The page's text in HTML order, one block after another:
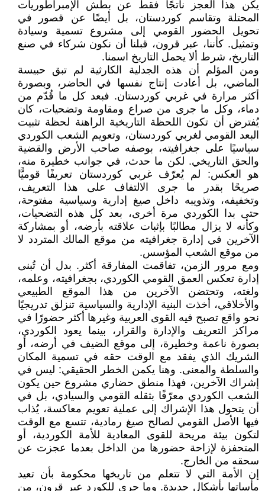
يكن هذا العجز ناتجًا فقط عن بطش الإمبراطوريات
المحتلة وتقاسم كوردستان، بل أيضًا عن قصور في
تحويل الحضور القومي إلى مشروع تسمية وسيادة
وتمثيل. كأننا، عبر قرون، قبلنا أن نكون شركاء في صنع
التاريخ، شرط ألا يحمل التاريخ اسمنا.
ومن المؤلم أن هذه الجدلية الكارثية لم تبق حبيسة
الماضي، بل أعادت إنتاج نفسها في الحاضر، وبصورة
أكثر مرارة في غربي كوردستان. فبعد كل ما قُدّم من
دماء، وكل ما جرى من صراع ومقاومة وتضحيات، كان
يُفترض أن تكون اللحظة التاريخية الراهنة لحظة تثبيت
البعد القومي لغربي كوردستان، وتعويم الشعب الكوردي
سياسيًا على جغرافيته، بوصفه صاحب الأرض والقضية
والحق التاريخي. لكن ما حدث، في جوانب خطيرة منه،
هو العكس: لم يُعرّف غربي كوردستان تعريفًا قوميًّا
صريحًا بقدر ما جرى الالتفاف على هذا التعريف،
وتخفيفه، وتذويبه داخل صيغ إدارية وسياسية مفتوحة،
حتى بدا الكوردي مرة أخرى، بعد كل هذه التضحيات،
وكأنه لا يزال مطالبًا بإثبات علاقته بأرضه، أو بمشاركة
الآخرين في إدارة جغرافيته من موقع المالك المتردد لا
من موقع الشعب المؤسس.
ومع مرور الزمن، تفاقمت المفارقة أكثر. بدل أن تُبنى
إدارة تعكس العمق القومي الكوردي، بجغرافيته، وعلمه،
ولغته، وتحتضن الآخرين من هذا الموقع الطبيعي
والأخلاقي، أخذت البنية الإدارية والسياسية تنزلق تدريجيًا
نحو واقع تصبح فيه القوى العربية وغيرها أكثر حضورًا في
مراكز التعريف والإدارة والقرار، بينما يعود الكوردي،
بصورة ناعمة وخطيرة، إلى موقع الضيف في أرضه، أو
الشريك الذي يفقد مع الوقت حقه في تسمية المكان
والسلطة والمعنى. وهنا يكمن الخطر الحقيقي: ليس في
إشراك الآخرين، فهذا منطق حضاري مشروع حين يكون
الشعب الكوردي معرّفًا بثقله القومي والسيادي، بل في
أن يتحول هذا الإشراك إلى عملية تعويم معاكسة، يُذاب
فيها الأصل القومي لصالح صيغ رمادية، تتسع مع الوقت
لتكون بيئة مريحة للقوى المعادية للأمة الكوردية، أو
المتحفزة لإزاحة حضورها من الداخل بعدما عجزت عن
سحقه من الخارج.
إن الأمة التي لا تتعلم من تاريخها محكومة بأن تعيد
مأساتها بأشكال جديدة. وما جرى للكورد عبر قرون، من